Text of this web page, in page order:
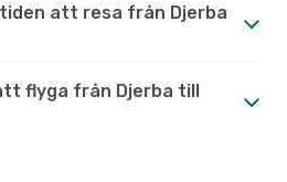
att resa från Djerba
flyga från Djerba till